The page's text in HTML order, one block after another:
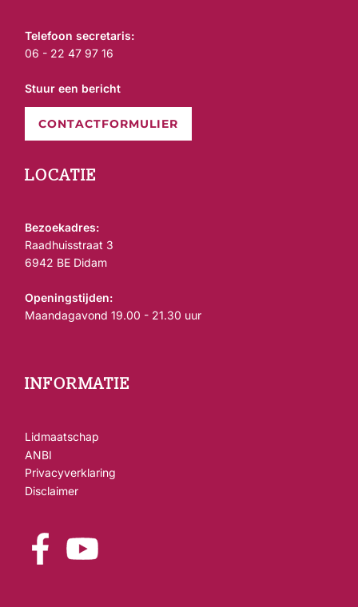
Telefoon secretaris:
06 - 22 47 97 16
Stuur een bericht
CONTACTFORMULIER
LOCATIE
Bezoekadres:
Raadhuisstraat 3
6942 BE Didam
Openingstijden:
Maandagavond 19.00 - 21.30 uur
INFORMATIE
Lidmaatschap
ANBI
Privacyverklaring
Disclaimer